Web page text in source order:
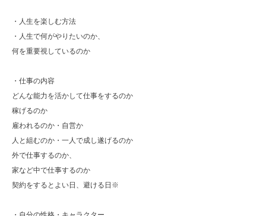
・人生を楽しむ方法
・人生で何がやりたいのか、
何を重要視しているのか
・仕事の内容
どんな能力を活かして仕事をするのか
稼げるのか
雇われるのか・自営か
人と組むのか・一人で成し遂げるのか
外で仕事するのか、
家など中で仕事するのか
契約をするとよい日、避ける日※